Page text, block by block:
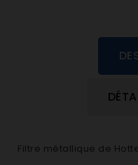
Filtre métallique de